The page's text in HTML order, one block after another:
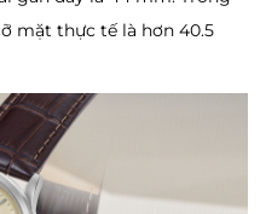
mặt thực tế là hơn 40.5